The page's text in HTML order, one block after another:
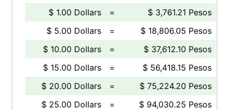
$ 1.00 Dollars =
$ 3,761.21 Pesos
$ 5.00 Dollars
=
$ 18,806.05 Pesos
$ 10.00 Dollars
=
$ 37,612.10 Pesos
$ 15.00 Dollars
=
$ 56,418.15 Pesos
$ 20.00 Dollars
=
$ 75,224.20 Pesos
$ 25.00 Dollars
=
$ 94,030.25 Pesos